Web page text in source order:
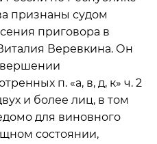
признаны судом
приговора в
Веревкина. Он
п. «а, в, д, к» ч. 2
и более лиц, в том
для виновного
состоянии,